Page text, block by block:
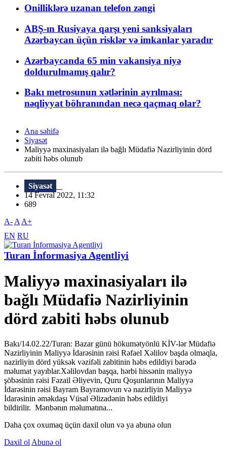
Onilliklərə uzanan telefon zəngi
ABŞ-ın Rusiyaya qarşı yeni sanksiyaları
Azərbaycan üçün risklər və imkanlar yaradır
Azərbaycanda 65 min vakansiya niyə
doldurulmamış qalır?
Bakı metrosunun xətlərinin ayrılması:
nəqliyyat böhranından necə qaçmaq olar?
Ana səhifə
Siyasət
Maliyyə maxinasiyaları ilə bağlı Müdafiə Nazirliyinin dörd
zabiti həbs olunub
Siyasət
14 Fevral 2022, 11:32
689
A- A A+
EN RU
Turan İnformasiya Agentliyi
Maliyyə maxinasiyaları ilə
bağlı Müdafiə Nazirliyinin
dörd zabiti həbs olunub
Bakı/14.02.22/Turan: Bazar günü hökumətyönlü KİV-lər Müdafiə
Nazirliyinin Maliyyə İdarəsinin rəisi Rəfael Xəlilov başda olmaqla,
nazirliyin dörd yüksək vəzifəli zabitinin həbs edildiyi barədə
məlumat yayıblar.Xəlilovdan başqa, hərbi hissənin maliyyə
şöbəsinin rəisi Fəzail Əliyevin, Quru Qoşunlarının Maliyyə
İdarəsinin rəisi Bayram Bayramovun və nazirliyin Maliyyə
İdarəsinin əməkdaşı Vüsal Əlizadənin həbs edildiyi
bildirilir. Mənbənın məlumatına...
Daha çox oxumaq üçün daxil olun və ya abunə olun
Daxil ol Abunə ol